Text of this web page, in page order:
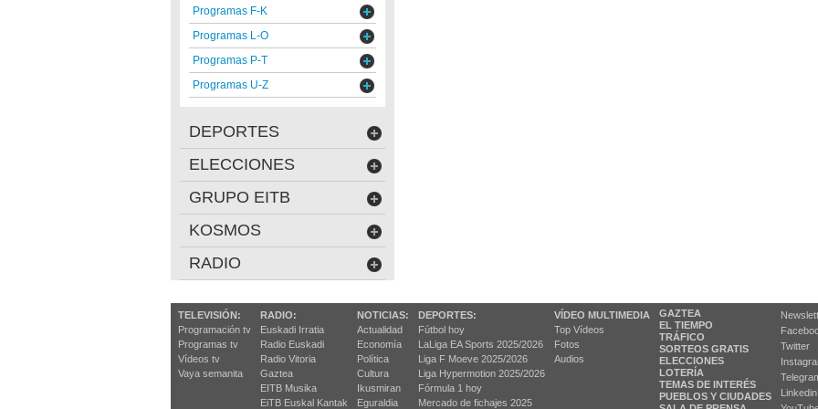
Programas F-K
Programas L-O
Programas P-T
Programas U-Z
DEPORTES
ELECCIONES
GRUPO EITB
KOSMOS
RADIO
TELEVISIÓN:
Programación tv
Programas tv
Vídeos tv
Vaya semanita
RADIO:
Euskadi Irratia
Radio Euskadi
Radio Vitoria
Gaztea
EITB Musika
EiTB Euskal Kantak
NOTICIAS:
Actualidad
Economía
Política
Cultura
Ikusmiran
Eguraldia
DEPORTES:
Fútbol hoy
LaLiga EA Sports 2025/2026
Liga F Moeve 2025/2026
Liga Hypermotion 2025/2026
Fórmula 1 hoy
Mercado de fichajes 2025
VÍDEO MULTIMEDIA
Top Vídeos
Fotos
Audios
GAZTEA
EL TIEMPO
TRÁFICO
SORTEOS GRATIS
ELECCIONES
LOTERÍA
TEMAS DE INTERÉS
PUEBLOS Y CIUDADES
Twitter
Linkedin